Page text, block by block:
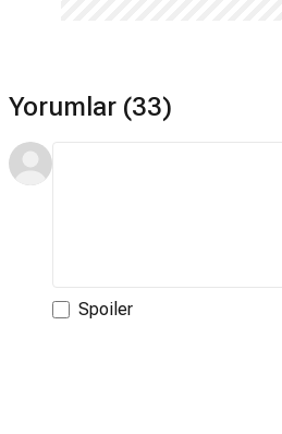
Yorumlar (33)
Spoiler